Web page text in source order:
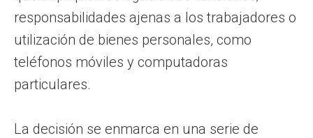
responsabilidades ajenas a los trabajadores o
utilización de bienes personales, como
teléfonos móviles y computadoras
particulares.
La decisión se enmarca en una serie de